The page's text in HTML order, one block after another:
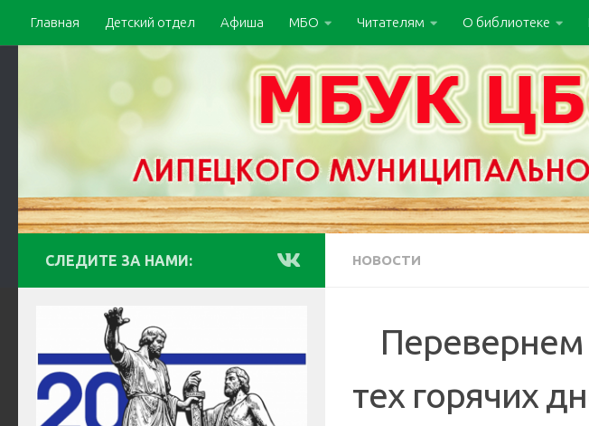
Главная Детский отдел Афиша МБО Читателям О библиотеке
НОВОСТИ
тех горячих
СЛЕДИТЕ ЗА НАМИ: